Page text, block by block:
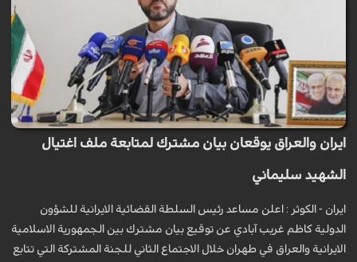
ايران والعراق يوقعان بيان مشترك لمتابعة ملف اغتيال
الشهيد سليماني
ايران - الكوثر : اعلن مساعد رئيس السلطة القضائية الايرانية للشؤون
الدولية كاظم غريب آبادي عن توقيع بيان مشترك بين الجمهورية الاسلامية
الايرانية والعراق في طهران خلال الاجتماع الثاني للجنة المشتركة التي تتابع